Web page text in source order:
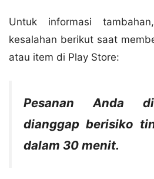
Untuk informasi
kesalahan berikut saat
atau item di Play Store:
Pesanan Anda
dianggap berisiko
dalam 30 menit.